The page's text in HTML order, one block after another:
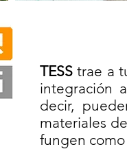
TESS trae a
integración
decir,
materiales
fungen